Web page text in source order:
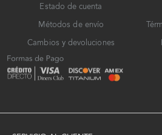
Estado de cuenta
Métodos de envío
Cambios y devoluciones